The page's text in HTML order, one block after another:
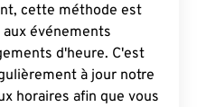
cette méthode est
événements
d'heure. C'est
à jour notre
horaires afin que vous